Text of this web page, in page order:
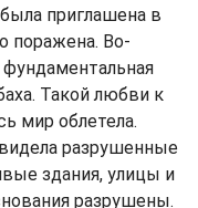
приглашена в
поражена. Во-
Такой любви к
мир облетела.
разрушенные
здания, улицы и
разрушены.